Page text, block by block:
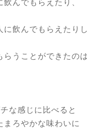
んでもらえたり、
に飲んでもらえたり
らうことができたの
な感じに比べると
ろやかな味わいに